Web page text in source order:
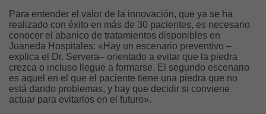
Para entender el valor de la innovación, que ya se ha
realizado con éxito en más de 30 pacientes, es necesario
conocer el abanico de tratamientos disponibles en
Juaneda Hospitales: «Hay un escenario preventivo –
explica el Dr. Servera– orientado a evitar que la piedra
crezca o incluso llegue a formarse. El segundo escenario
es aquel en el que el paciente tiene una piedra que no
está dando problemas, y hay que decidir si conviene
actuar para evitarlos en el futuro».